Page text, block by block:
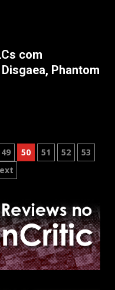
com
Phantom
49 50 51 52
53